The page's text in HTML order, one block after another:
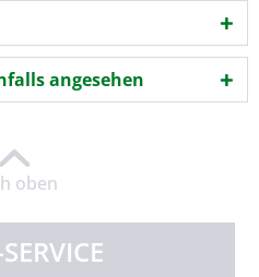
angesehen
oben